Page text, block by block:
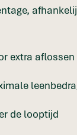
extra aflossen
de looptijd